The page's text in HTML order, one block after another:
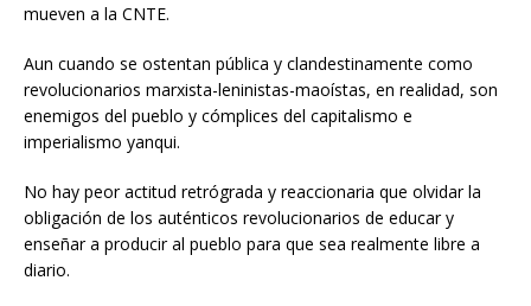
mueven a la CNTE.
Aun cuando se ostentan pública y clandestinamente como
revolucionarios marxista-leninistas-maoístas, en realidad, son
enemigos del pueblo y cómplices del capitalismo e
imperialismo yanqui.
No hay peor actitud retrógrada y reaccionaria que olvidar la
obligación de los auténticos revolucionarios de educar y
enseñar a producir al pueblo para que sea realmente libre a
diario.